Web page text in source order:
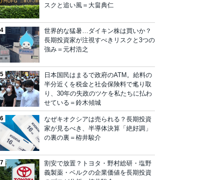
スクと追い風＝大畠典仁
世界的な猛暑…ダイキン株は買いか？
長期投資家が注視すべきリスクと3つの
強み＝元村浩之
日本国民はまるで政府のATM。給料の
半分近くを税金と社会保険料で毟り取
り、30年の失政のツケを私たちに払わ
せている＝鈴木傾城
なぜキオクシアは売られる？長期投資
家が見るべき、半導体決算「絶好調」
の裏の裏＝栫井駿介
割安で放置？トヨタ・野村総研・塩野
義製薬・ベルクの企業価値を長期投資